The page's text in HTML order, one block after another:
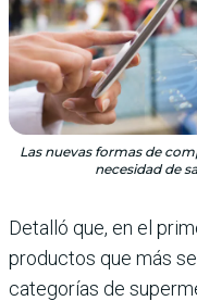
Las nuevas formas de
necesidad de
Detalló que, en el
productos que más
categorías de